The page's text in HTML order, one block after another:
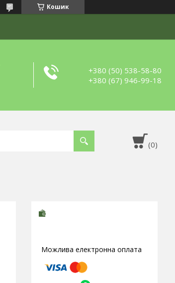
Кошик
+380 (50) 538-58-80
+380 (67) 946-99-18